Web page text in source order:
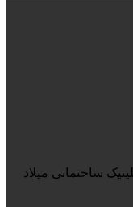
ساختمانی میلاد